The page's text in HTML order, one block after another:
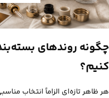
چگونه روندهای
کنیم؟
هر ظاهر تازه‌ای الزاماً انتخاب